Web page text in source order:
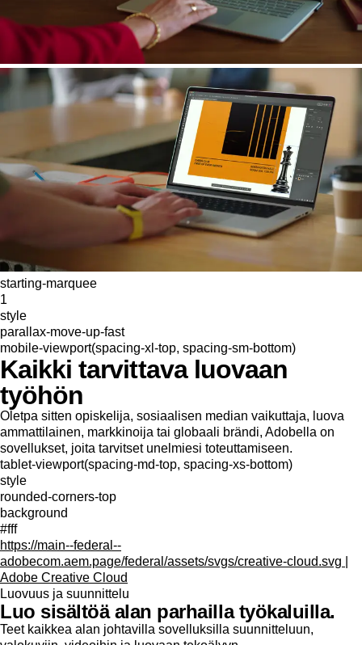
starting-marquee
1
style
parallax-move-up-fast
mobile-viewport(spacing-xl-top, spacing-sm-bottom)
Kaikki tarvittava luovaan
työhön
Oletpa sitten opiskelija, sosiaalisen median vaikuttaja, luova
ammattilainen, markkinoija tai globaali brändi, Adobella on
sovellukset, joita tarvitset unelmiesi toteuttamiseen.
tablet-viewport(spacing-md-top, spacing-xs-bottom)
style
rounded-corners-top
background
#fff
https://main--federal--
adobecom.aem.page/federal/assets/svgs/creative-cloud.svg |
Adobe Creative Cloud
Luovuus ja suunnittelu
Luo sisältöä alan parhailla työkaluilla.
Teet kaikkea alan johtavilla sovelluksilla suunnitteluun,